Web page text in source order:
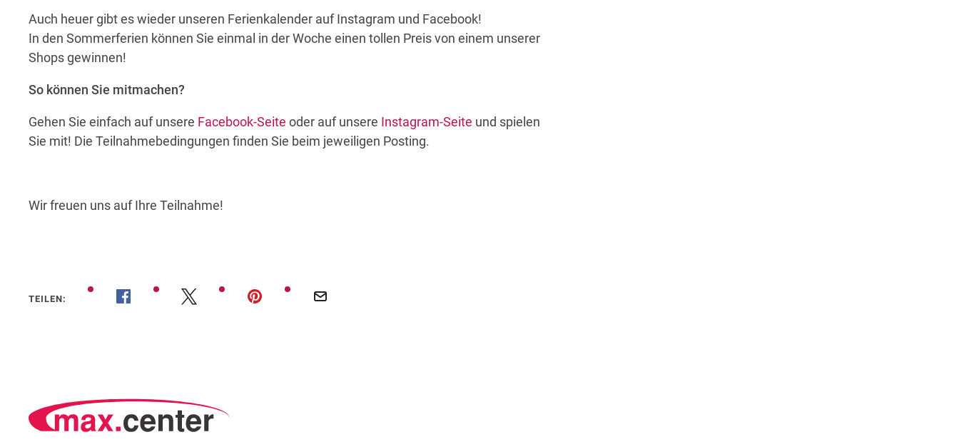
Auch heuer gibt es wieder unseren Ferienkalender auf Instagram und Facebook!
In den Sommerferien können Sie einmal in der Woche einen tollen Preis von einem unserer
Shops gewinnen!
So können Sie mitmachen?
Gehen Sie einfach auf unsere Facebook-Seite oder auf unsere Instagram-Seite und spielen
Sie mit! Die Teilnahmebedingungen finden Sie beim jeweiligen Posting.
Wir freuen uns auf Ihre Teilnahme!
TEILEN: